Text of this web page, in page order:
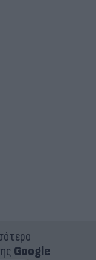
Google